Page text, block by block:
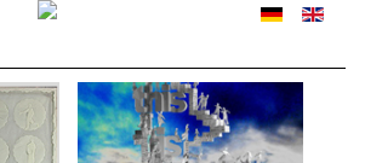
Sprache auswählen